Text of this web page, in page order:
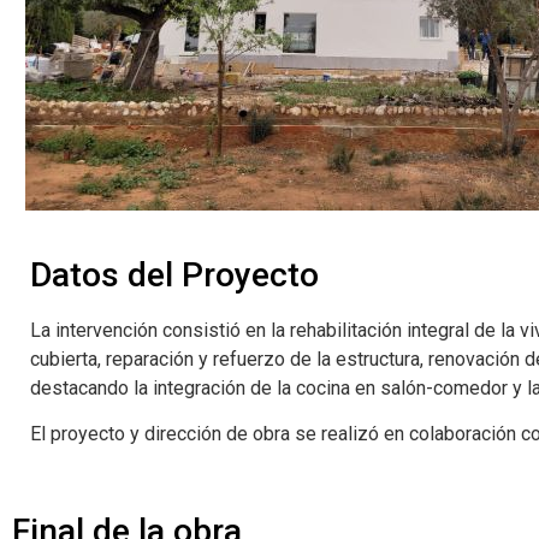
Datos del Proyecto
La intervención consistió en la rehabilitación integral de la
cubierta, reparación y refuerzo de la estructura,
destacando la integración de la cocina en salón-comedor y
El proyecto y dirección de obra se realizó en colaboración
Final de la obra